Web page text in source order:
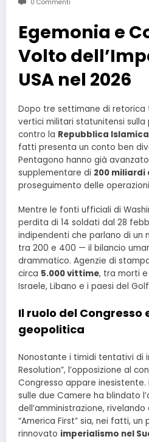
0 Commenti
Egemonia e
Volto
USA nel 2026
Dopo tre settimane di
vertici militari statunitensi
contro la Repubblica
fatti presenta un conto ben
Pentagono hanno già
supplementare di 200 miliardi
proseguimento delle
Mentre le fonti ufficiali di
perdita di 14 soldati dal 28
indipendenti che parlano di un
tra 200 e 400 — il bilancio
drammatico. Agenzie di
circa 5.000 vittime, tra morti
Israele, Libano e i paesi del
Il ruolo del Congresso
geopolitica
Nonostante i timidi tentativi di
Resolution”, l’opposizione al
Congresso appare
sulle due Camere ha blindato
dell’amministrazione,
“America First” sia, nei fatti,
rinnovato imperialismo nel